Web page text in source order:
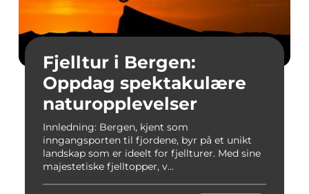
Fjelltur i Bergen:
Oppdag spektakulære
naturopplevelser
Innledning: Bergen, kjent som
inngangsporten til fjordene, byr på et unikt
landskap som er ideelt for fjellturer. Med sine
majestetiske fjelltopper, v...